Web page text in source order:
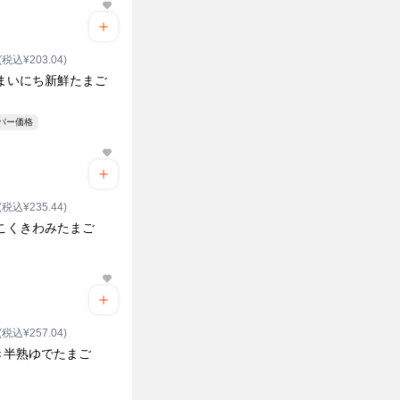
税込¥203.04)
いにち新鮮たまご
ー価格
税込¥235.44)
くきわみたまご
税込¥257.04)
半熟ゆでたまご